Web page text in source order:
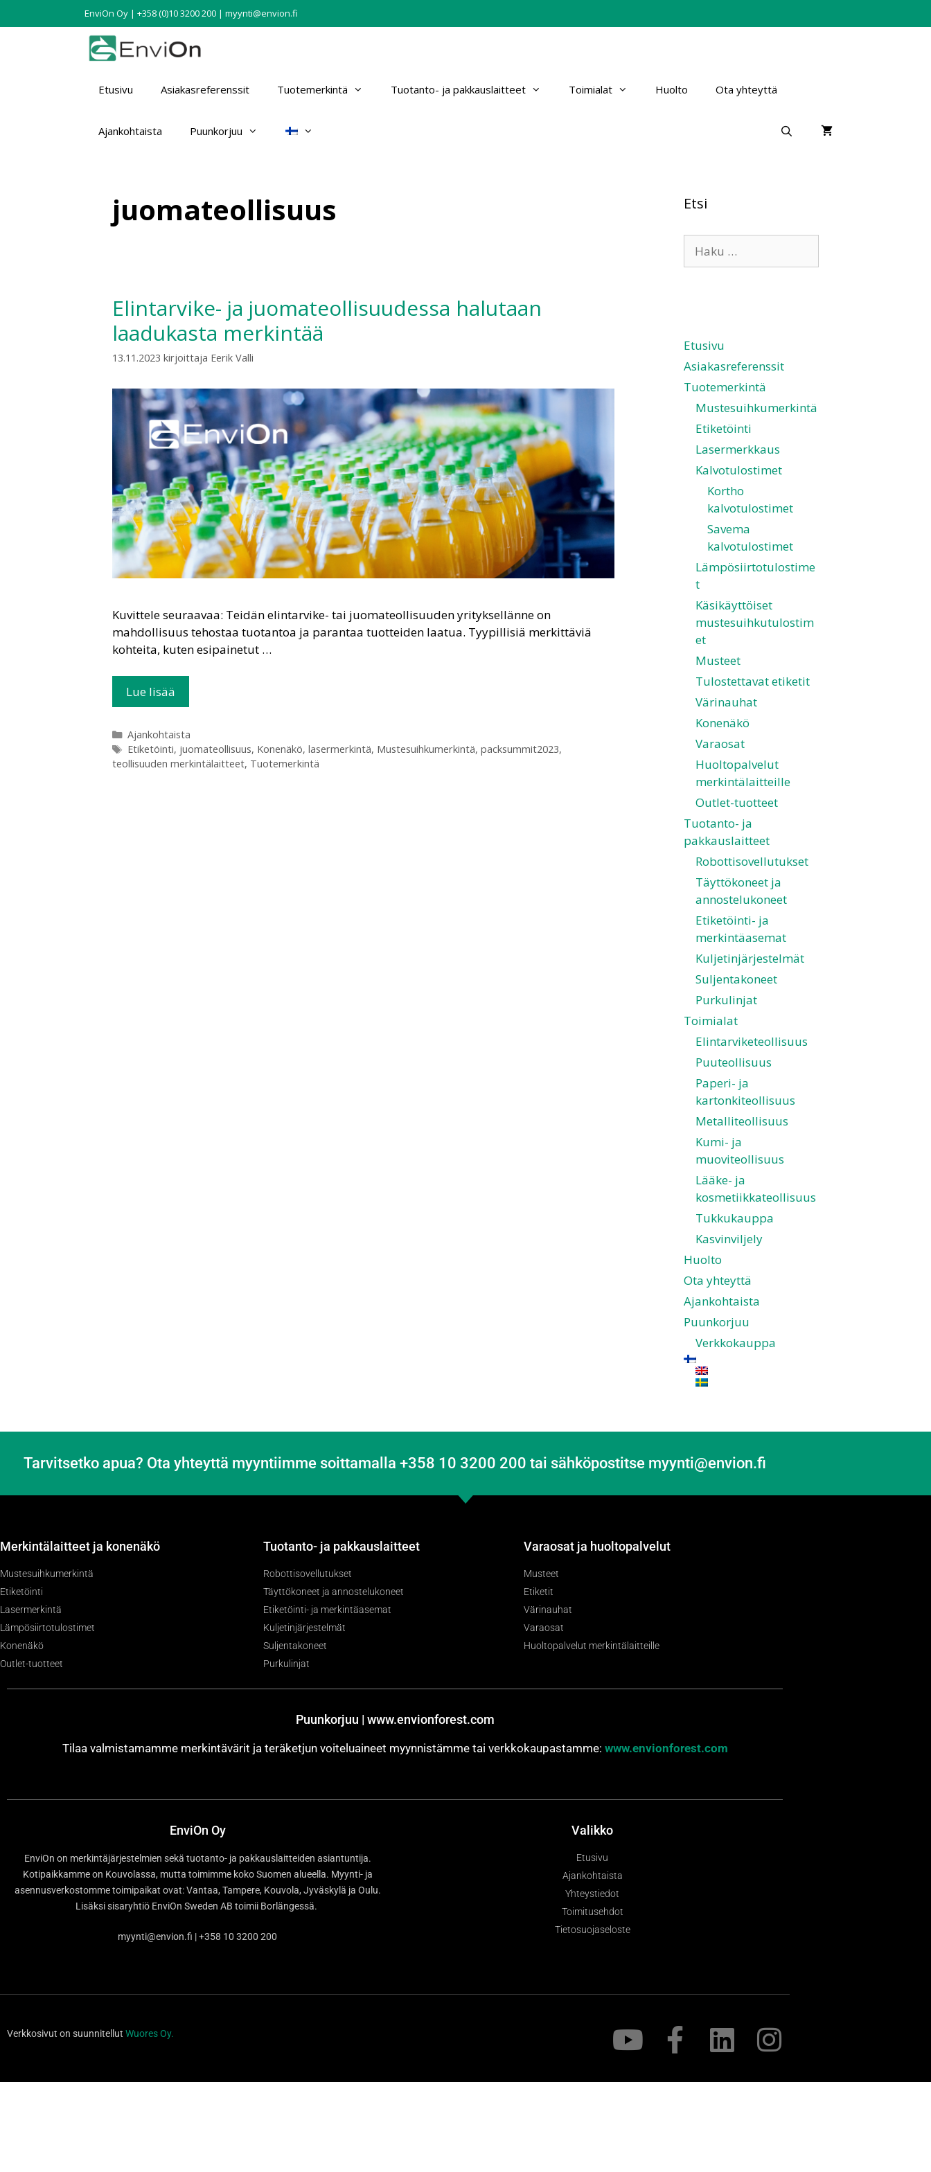
EnviOn Oy | +358 (0)10 3200 200 | myynti@envion.fi
Etusivu Asiakasreferenssit Tuotemerkintä Tuotanto- ja pakkauslaitteet Toimialat Huolto Ota yhteyttä
Ajankohtaista Puunkorjuu
juomateollisuus
Elintarvike- ja juomateollisuudessa halutaan
laadukasta merkintää
13.11.2023 kirjoittaja Eerik Valli
Kuvittele seuraavaa: Teidän elintarvike- tai juomateollisuuden yrityksellänne on
mahdollisuus tehostaa tuotantoa ja parantaa tuotteiden laatua. Tyypillisiä merkittäviä
kohteita, kuten esipainetut …
Lue lisää
Ajankohtaista
Etiketöinti, juomateollisuus, Konenäkö, lasermerkintä, Mustesuihkumerkintä, packsummit2023,
teollisuuden merkintälaitteet, Tuotemerkintä
Etsi
Etusivu
Asiakasreferenssit
Tuotemerkintä
Mustesuihkumerkintä
Etiketöinti
Lasermerkkaus
Kalvotulostimet
Kortho
kalvotulostimet
Savema
kalvotulostimet
Lämpösiirtotulostime
t
Käsikäyttöiset
mustesuihkutulostim
et
Musteet
Tulostettavat etiketit
Värinauhat
Konenäkö
Varaosat
Huoltopalvelut
merkintälaitteille
Outlet-tuotteet
Tuotanto- ja
pakkauslaitteet
Robottisovellutukset
Täyttökoneet ja
annostelukoneet
Etiketöinti- ja
merkintäasemat
Kuljetinjärjestelmät
Suljentakoneet
Purkulinjat
Toimialat
Elintarviketeollisuus
Puuteollisuus
Paperi- ja
kartonkiteollisuus
Metalliteollisuus
Kumi- ja
muoviteollisuus
Lääke- ja
kosmetiikkateollisuus
Tukkukauppa
Kasvinviljely
Huolto
Ota yhteyttä
Ajankohtaista
Puunkorjuu
Verkkokauppa
Tarvitsetko apua? Ota yhteyttä myyntiimme soittamalla +358 10 3200 200 tai sähköpostitse myynti@envion.fi
Merkintälaitteet ja konenäkö
Mustesuihkumerkintä
Etiketöinti
Lasermerkintä
Lämpösiirtotulostimet
Konenäkö
Outlet-tuotteet
Tuotanto- ja pakkauslaitteet
Robottisovellutukset
Täyttökoneet ja annostelukoneet
Etiketöinti- ja merkintäasemat
Kuljetinjärjestelmät
Suljentakoneet
Purkulinjat
Varaosat ja huoltopalvelut
Musteet
Etiketit
Värinauhat
Varaosat
Huoltopalvelut merkintälaitteille
Puunkorjuu | www.envionforest.com
Tilaa valmistamamme merkintävärit ja teräketjun voiteluaineet myynnistämme tai verkkokaupastamme: www.envionforest.com
EnviOn Oy
EnviOn on merkintäjärjestelmien sekä tuotanto- ja pakkauslaitteiden asiantuntija.
Kotipaikkamme on Kouvolassa, mutta toimimme koko Suomen alueella. Myynti- ja
asennusverkostomme toimipaikat ovat: Vantaa, Tampere, Kouvola, Jyväskylä ja Oulu.
Lisäksi sisaryhtiö EnviOn Sweden AB toimii Borlängessä.
myynti@envion.fi | +358 10 3200 200
Valikko
Etusivu
Ajankohtaista
Yhteystiedot
Toimitusehdot
Tietosuojaseloste
Verkkosivut on suunnitellut Wuores Oy.